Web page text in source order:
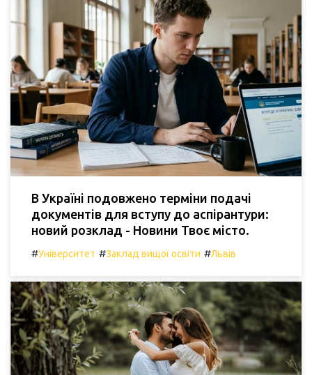
В Україні подовжено терміни подачі
документів для вступу до аспірантури:
новий розклад - Новини Твоє місто.
#Університет #Заклад вищої освіти #Львів